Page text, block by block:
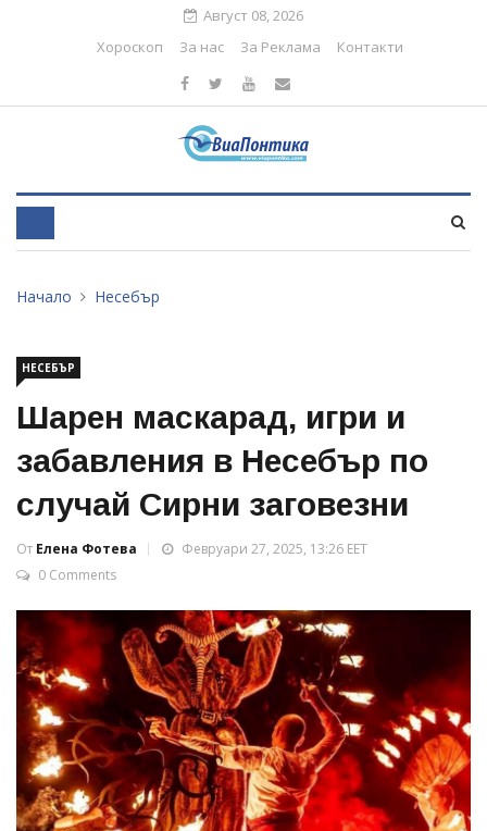
Август 08, 2026
Хороскоп
За нас За Реклама Контакти
Начало Несебър
НЕСЕБЪР
Шарен маскарад, игри и
забавления в Несебър по
случай Сирни заговезни
От Елена Фотева
Февруари 27, 2025, 13:26 EET
0 Comments